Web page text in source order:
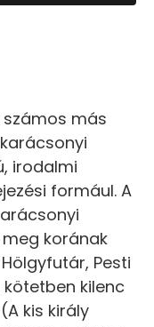
más
irodalmi
formául. A
korának
Pesti
kilenc
kis király